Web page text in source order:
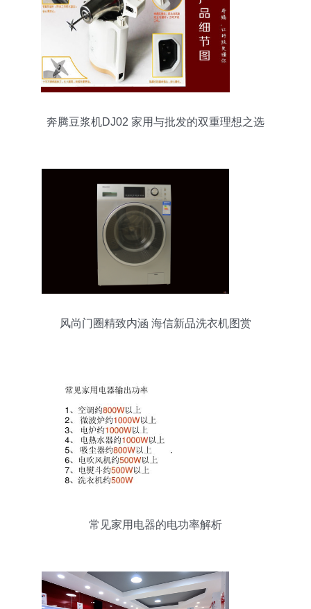
奔腾豆浆机DJ02 家用与批发的双重理想之选
风尚门圈精致内涵 海信新品洗衣机图赏
常见家用电器的电功率解析